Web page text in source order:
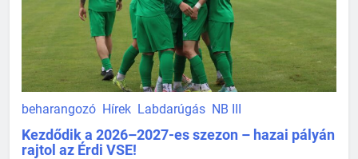
beharangozó Hírek Labdarúgás NB III
Kezdődik a 2026–2027-es szezon – hazai pályán
rajtol az Érdi VSE!